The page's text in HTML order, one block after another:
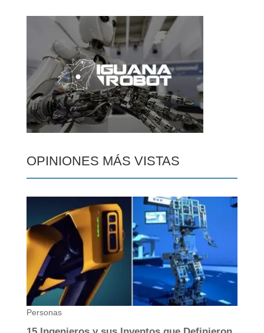
OPINIONES MÁS VISTAS